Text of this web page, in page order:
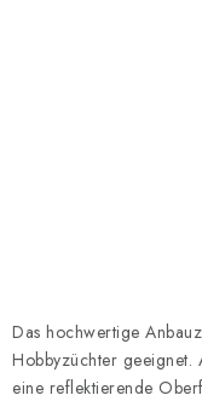
Das hochwertige
Hobbyzüchter geeignet.
eine reflektierende